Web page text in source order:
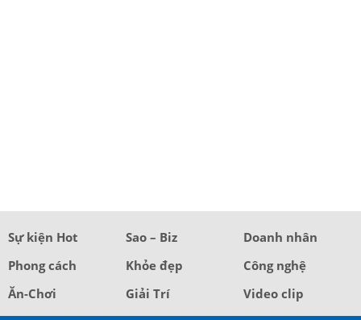
Sự kiện Hot Sao – Biz
Doanh nhân
Phong cách
Khỏe đẹp
Công nghệ
Ăn-Chơi
Giải Trí Video clip